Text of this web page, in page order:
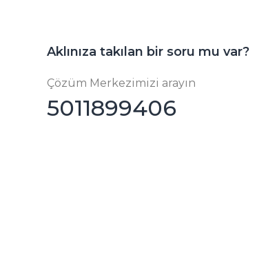
Aklınıza takılan bir soru mu var?
Çözüm Merkezimizi arayın
5011899406